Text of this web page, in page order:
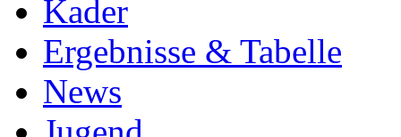
Kader
Ergebnisse & Tabelle
News